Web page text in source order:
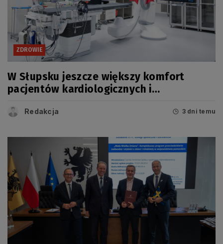
ZDROWIE
W Słupsku jeszcze większy komfort
pacjentów kardiologicznych i
Redakcja 3 dni temu